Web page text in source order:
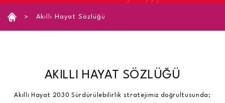
Akıllı Hayat Sözlüğü
AKILLI HAYAT SÖZLÜĞÜ
Akıllı Hayat 2030 Sürdürülebilirlik stratejimiz doğrultusunda;